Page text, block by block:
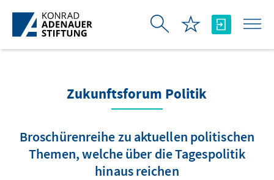
Skip to Main Content
Zukunftsforum Politik
Broschürenreihe zu aktuellen politischen
Themen, welche über die Tagespolitik
hinaus reichen